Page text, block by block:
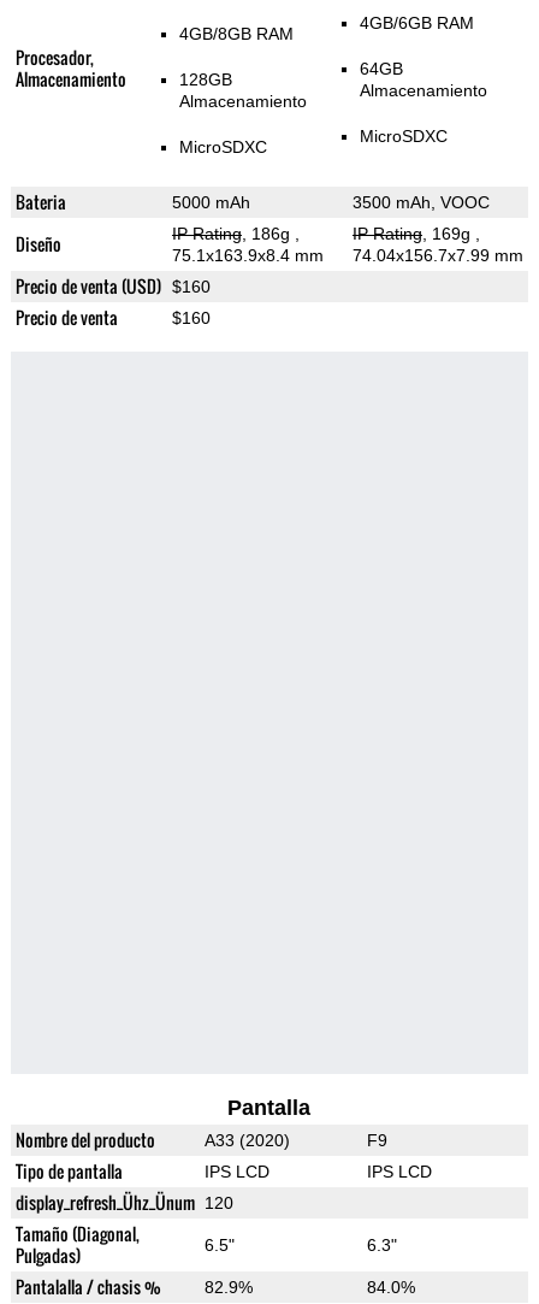
Procesador,
Almacenamiento
4GB/8GB RAM
128GB
Almacenamiento
MicroSDXC
4GB/6GB RAM
64GB
Almacenamiento
MicroSDXC
Bateria 5000 mAh 3500 mAh, VOOC
Diseño IP Rating, 186g
75.1x163.9x8.4 mm
IP Rating, 169g
74.04x156.7x7.99 mm
Precio de venta (USD) $160
Precio de venta $160
Pantalla
Nombre del producto A33 (2020) F9
Tipo de pantalla IPS LCD IPS LCD
display_refresh_Ühz_Ünum 120
Tamaño (Diagonal,
Pulgadas)
6.5" 6.3"
Pantalalla / chasis % 82.9% 84.0%